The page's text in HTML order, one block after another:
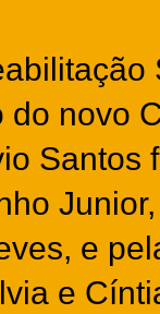
do novo
Santos
e
e